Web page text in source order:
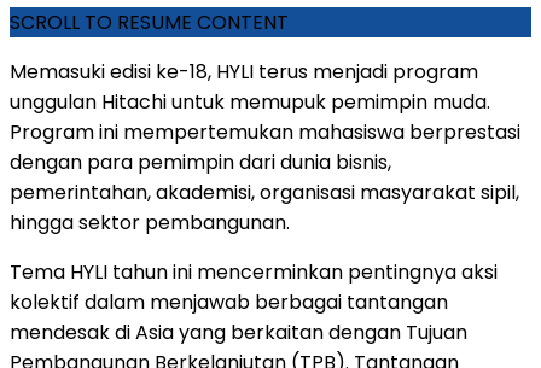
SCROLL TO RESUME CONTENT
Memasuki edisi ke-18, HYLI terus menjadi program
unggulan Hitachi untuk memupuk pemimpin muda.
Program ini mempertemukan mahasiswa berprestasi
dengan para pemimpin dari dunia bisnis,
pemerintahan, akademisi, organisasi masyarakat sipil,
hingga sektor pembangunan.
Tema HYLI tahun ini mencerminkan pentingnya aksi
kolektif dalam menjawab berbagai tantangan
mendesak di Asia yang berkaitan dengan Tujuan
Pembangunan Berkelanjutan (TPB). Tantangan